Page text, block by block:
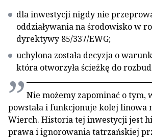
dla inwestycji nigdy nie
oddziaływania na środowisko w
dyrektywy 85/337/EWG;
uchylona została decyzja o
która otworzyła ścieżkę do
Nie możemy zapominać o tym,
powstała i funkcjonuje kolej linowa
Wierch. Historia tej inwestycji jest
prawa i ignorowania tatrzańskiej